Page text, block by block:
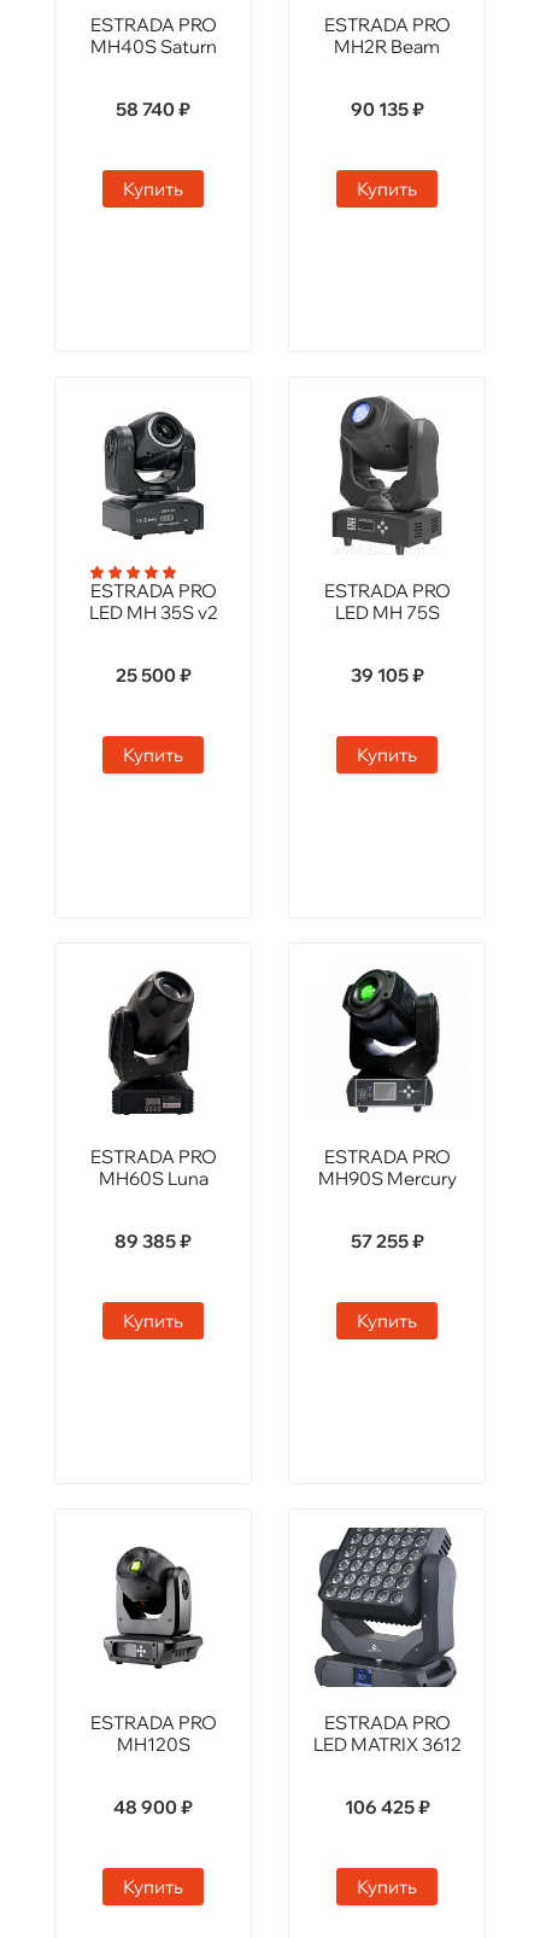
ESTRADA PRO
MH40S Saturn
58 740 ₽
Купить
ESTRADA PRO
MH2R Beam
90 135 ₽
Купить
ESTRADA PRO
LED MH 35S v2
25 500 ₽
Купить
ESTRADA PRO
LED MH 75S
39 105 ₽
Купить
ESTRADA PRO
MH60S Luna
89 385 ₽
Купить
ESTRADA PRO
MH90S Mercury
57 255 ₽
Купить
ESTRADA PRO
MH120S
48 900 ₽
Купить
ESTRADA PRO
LED MATRIX 3612
106 425 ₽
Купить